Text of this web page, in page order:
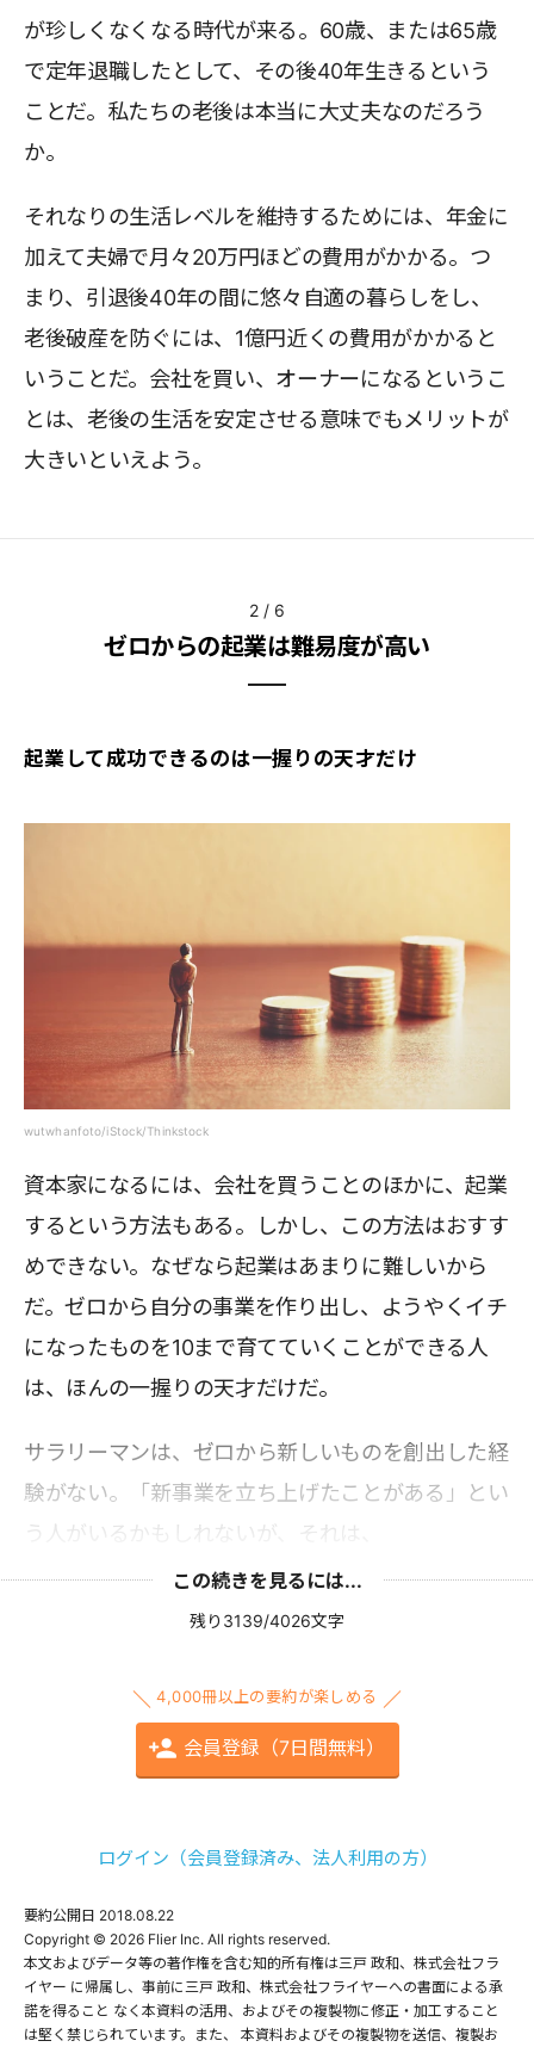
が珍しくなくなる時代が来る。60歳、または65歳
で定年退職したとして、その後40年生きるという
ことだ。私たちの老後は本当に大丈夫なのだろう
か。
それなりの生活レベルを維持するためには、年金に
加えて夫婦で月々20万円ほどの費用がかかる。つ
まり、引退後40年の間に悠々自適の暮らしをし、
老後破産を防ぐには、1億円近くの費用がかかると
いうことだ。会社を買い、オーナーになるというこ
とは、老後の生活を安定させる意味でもメリットが
大きいといえよう。
2 / 6
ゼロからの起業は難易度が高い
起業して成功できるのは一握りの天才だけ
wutwhanfoto/iStock/Thinkstock
資本家になるには、会社を買うことのほかに、起業
するという方法もある。しかし、この方法はおすす
めできない。なぜなら起業はあまりに難しいから
だ。ゼロから自分の事業を作り出し、ようやくイチ
になったものを10まで育てていくことができる人
は、ほんの一握りの天才だけだ。
サラリーマンは、ゼロから新しいものを創出した経
験がない。「新事業を立ち上げたことがある」とい
う人がいるかもしれないが、それは、
この続きを見るには...
残り3139/4026文字
4,000冊以上の要約が楽しめる
会員登録（7日間無料）
ログイン（会員登録済み、法人利用の方）
要約公開日 2018.08.22
Copyright © 2026 Flier Inc. All rights reserved.
本文およびデータ等の著作権を含む知的所有権は三戸 政和、株式会社フラ
イヤー に帰属し、事前に三戸 政和、株式会社フライヤーへの書面による承
諾を得ること なく本資料の活用、およびその複製物に修正・加工すること
は堅く禁じられています。また、 本資料およびその複製物を送信、複製お